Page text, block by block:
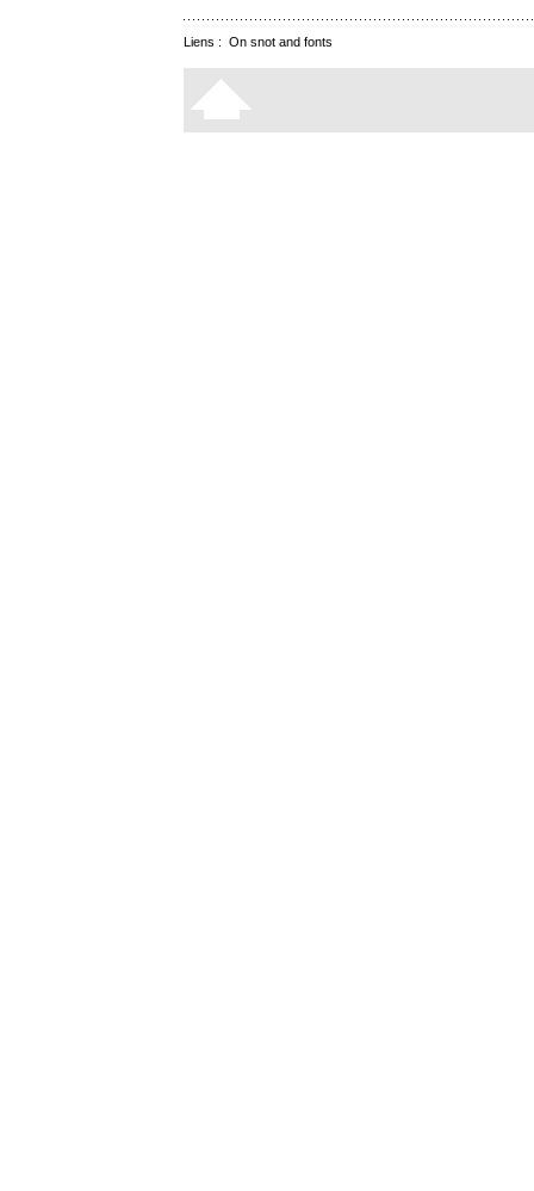
Liens : On snot and fonts